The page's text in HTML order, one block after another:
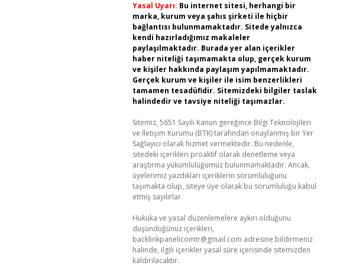
Yasal Uyarı: Bu internet sitesi, herhangi bir
marka, kurum veya şahıs şirketi ile hiçbir
bağlantısı bulunmamaktadır. Sitede yalnızca
kendi hazırladığımız makaleler
paylaşılmaktadır. Burada yer alan içerikler
haber niteliği taşımamakta olup, gerçek kurum
ve kişiler hakkında paylaşım yapılmamaktadır.
Gerçek kurum ve kişiler ile isim benzerlikleri
tamamen tesadüfidir. Sitemizdeki bilgiler taslak
halindedir ve tavsiye niteliği taşımazlar.
Sitemiz, 5651 Sayılı Kanun gereğince Bilgi Teknolojileri
ve İletişim Kurumu (BTK) tarafından onaylanmış bir Yer
Sağlayıcı olarak hizmet vermektedir. Bu nedenle,
sitedeki içerikleri proaktif olarak denetleme veya
araştırma yükümlülüğümüz bulunmamaktadır. Ancak,
üyelerimiz yazdıkları içeriklerin sorumluluğunu
taşımakta olup, siteye üye olarak bu sorumluluğu kabul
etmiş sayılırlar.
Hukuka ve yasal düzenlemelere aykırı olduğunu
düşündüğünüz içerikleri,
backlinkpanelicomtr@gmail.com adresine bildirmeniz
halinde, ilgili içerikler yasal süre içerisinde sitemizden
kaldırılacaktır.